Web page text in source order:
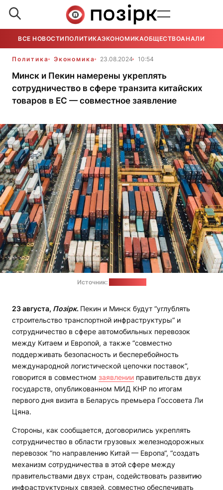
ВСЕ НОВОСТИ ПОЛИТИКАЭКОНОМИКАОБЩЕСТВОАНАЛИТИКА
Политика Экономика 23.08.2024 10:54
Минск и Пекин намерены укреплять
сотрудничество в сфере транзита китайских
товаров в ЕС — совместное заявление
Источник:
23 августа, Позірк. Пекин и Минск будут “углублять
строительство транспортной инфраструктуры“ и
сотрудничество в сфере автомобильных перевозок
между Китаем и Европой, а также “совместно
поддерживать безопасность и бесперебойность
международной логистической цепочки поставок“,
говорится в совместном заявлении правительств двух
государств, опубликованном МИД КНР по итогам
первого дня визита в Беларусь премьера Госсовета Ли
Цяна.
Стороны, как сообщается, договорились укреплять
сотрудничество в области грузовых железнодорожных
перевозок “по направлению Китай — Европа“, “создать
механизм сотрудничества в этой сфере между
правительствами двух стран, содействовать развитию
инфраструктурных связей, совместно обеспечивать